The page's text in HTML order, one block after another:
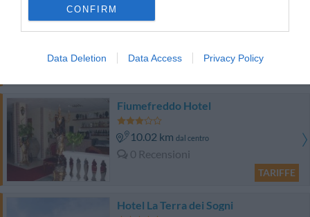
CONFIRM
Data Deletion Data Access Privacy Policy
Favoloso 8.6 /10
Fiumefreddo Hotel
10.02 km dal centro
0 Recensioni
TARIFFE
Hotel La Terra dei Sogni